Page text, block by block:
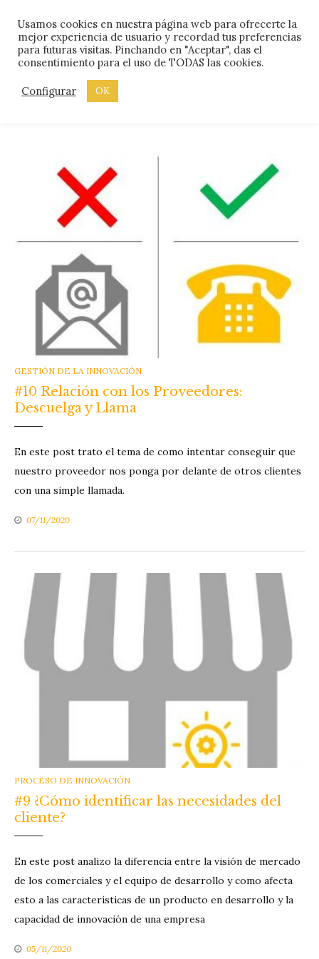
content
Menu
ETIQUETA:I+D
CATEGORIES
GESTIÓN DE LA INNOVACIÓN
#10 Relación con los Proveedores:
Descuelga y Llama
En este post trato el tema de como intentar conseguir que
nuestro proveedor nos ponga por delante de otros clientes
con una simple llamada.
07/11/2020
CATEGORIES
PROCESO DE INNOVACIÓN
#9 ¿Cómo identificar las necesidades del
cliente?
En este post analizo la diferencia entre la visión de mercado
de los comerciales y el equipo de desarrollo y como afecta
esto a las características de un producto en desarrollo y la
capacidad de innovación de una empresa
05/11/2020
Usamos cookies en nuestra página web para ofrecerte la
mejor experiencia de usuario y recordad tus preferencias
para futuras visitas. Pinchando en "Aceptar", das el
consentimiento para el uso de TODAS las cookies.
Configurar OK